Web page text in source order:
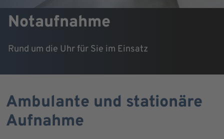
Notaufnahme
Rund um die Uhr für Sie im Einsatz
Ambulante und stationäre
Aufnahme